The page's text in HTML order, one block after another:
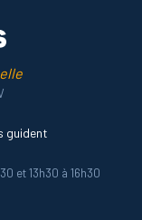
guident
et 13h30 à 16h30